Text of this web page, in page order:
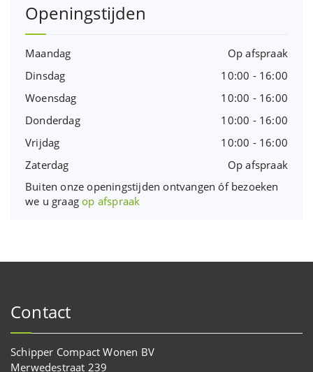
Openingstijden
Maandag
Op afspraak
Dinsdag
10:00 - 16:00
Woensdag
10:00 - 16:00
Donderdag
10:00 - 16:00
Vrijdag
10:00 - 16:00
Zaterdag
Op afspraak
Buiten onze openingstijden ontvangen óf bezoeken
we u graagop afspraak
Contact
Schipper Compact Wonen BV
Merwedestraat 239